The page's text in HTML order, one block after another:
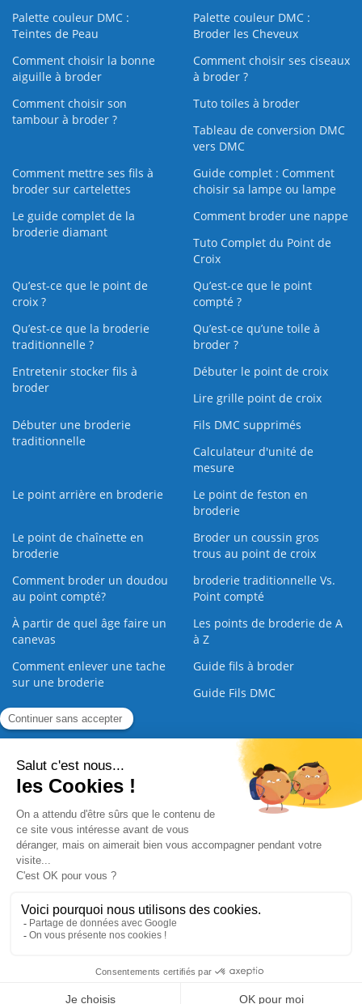
Palette couleur DMC :
Teintes de Peau
Palette couleur DMC :
Broder les Cheveux
Comment choisir la bonne
aiguille à broder
Comment choisir ses ciseaux
à broder ?
Comment choisir son
tambour à broder ?
Tuto toiles à broder
Tableau de conversion DMC
vers DMC
Comment mettre ses fils à
broder sur cartelettes
Guide complet : Comment
choisir sa lampe ou lampe
Le guide complet de la
broderie diamant
Comment broder une nappe
Tuto Complet du Point de
Croix
Qu’est-ce que le point de
croix ?
Qu’est-ce que le point
compté ?
Qu’est-ce que la broderie
traditionnelle ?
Qu’est‑ce qu’une toile à
broder ?
Entretenir stocker fils à
broder
Débuter le point de croix
Lire grille point de croix
Débuter une broderie
traditionnelle
Fils DMC supprimés
Calculateur d'unité de
mesure
Le point arrière en broderie
Le point de feston en
broderie
Le point de chaînette en
broderie
Broder un coussin gros
trous au point de croix
Comment broder un doudou
au point compté?
broderie traditionnelle Vs.
Point compté
À partir de quel âge faire un
canevas
Les points de broderie de A
à Z
Comment enlever une tache
sur une broderie
Guide fils à broder
Guide Fils DMC
Guide de la Broderie
Commande Papier Qui sommes nous Nous contacter |
Paiement sécurisé
2008 - 2026 © CreaMagic. ALL Rights Reserved.